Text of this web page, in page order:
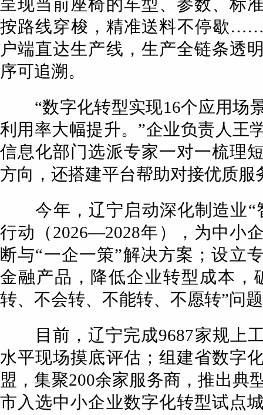
呈现当前座椅的车型、参数、标
按路线穿梭，精准送料不停歇
户端直达生产线，生产全链条透
序可追溯。
“数字化转型实现16个应用场
利用率大幅提升。”企业负责人王
信息化部门选派专家一对一梳理
方向，还搭建平台帮助对接优质服
今年，辽宁启动深化制造业“
行动（2026—2028年），为中小
断与“一企一策”解决方案；设立
金融产品，降低企业转型成本，
转、不会转、不能转、不愿转”问
目前，辽宁完成9687家规上
水平现场摸底评估；组建省数字
盟，集聚200余家服务商，推出典
市入选中小企业数字化转型试点